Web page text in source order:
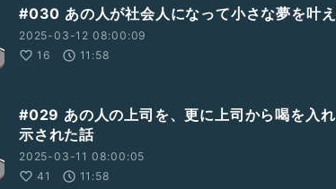
#030 あの人が社会人になって小さな夢を叶
2025-03-12 08:00:09
16
11:58
#029 あの人の上司を、更に上司から喝を入
示された話
2025-03-11 08:00:05
41
11:58